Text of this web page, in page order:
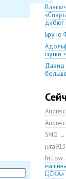
дебют
Бруно
шутки,
Давид
матча
на
но
SMG →
jura913
frillow
ЦСКА»